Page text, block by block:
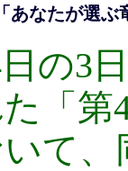
「あなたが選
の3
「第
て